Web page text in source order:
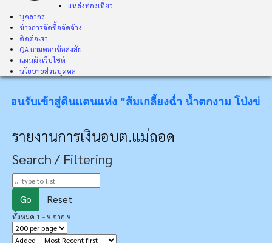
แหล่งท่องเที่ยว
บุคลากร
ข่าวการจัดซื้อจัดจ้าง
ติดต่อเรา
QA ถามตอบข้อสงสัย
แผนผังเว็บไซต์
นโยบายส่วนบุคคล
เข้าสู่ดินแดนแห่ง "ส้มเกลี้ยงฉ่ำ น้ำตกงาม โป่งข่ามขลั
รายงานการเงินอบต.แม่ถอด
Search / Filtering
Go Reset
ทั้งหมด 1 - 9 จาก 9